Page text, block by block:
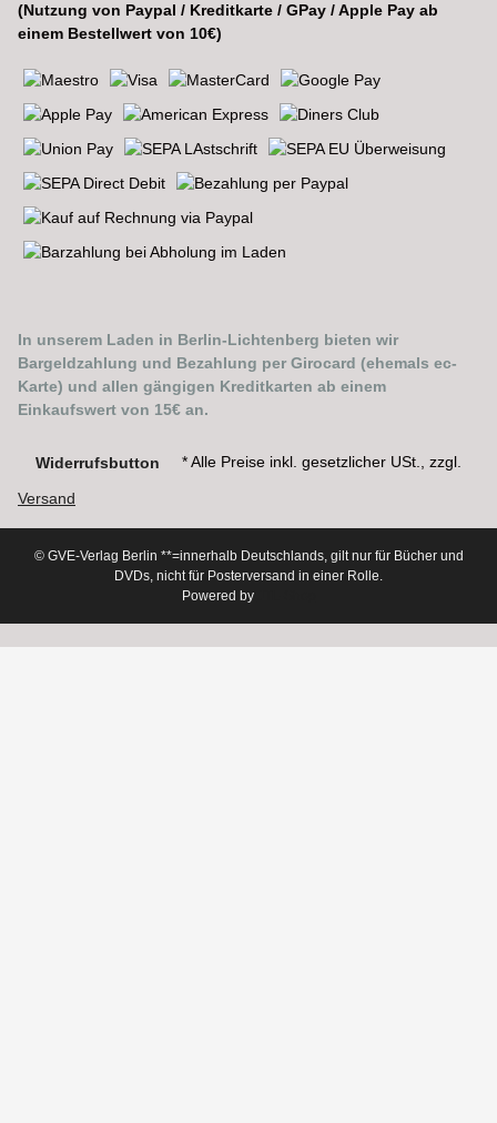
(Nutzung von Paypal / Kreditkarte / GPay / Apple Pay ab
einem Bestellwert von 10€)
In unserem Laden in Berlin-Lichtenberg bieten wir
Bargeldzahlung und Bezahlung per Girocard (ehemals ec-
Karte) und allen gängigen Kreditkarten ab einem
Einkaufswert von 15€ an.
Widerrufsbutton * Alle Preise inkl. gesetzlicher USt., zzgl.
Versand
© GVE-Verlag Berlin **=innerhalb Deutschlands, gilt nur für Bücher und
DVDs, nicht für Posterversand in einer Rolle.
Powered by